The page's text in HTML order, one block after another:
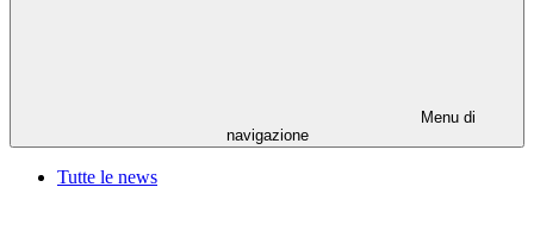
Menu di
navigazione
Tutte le news